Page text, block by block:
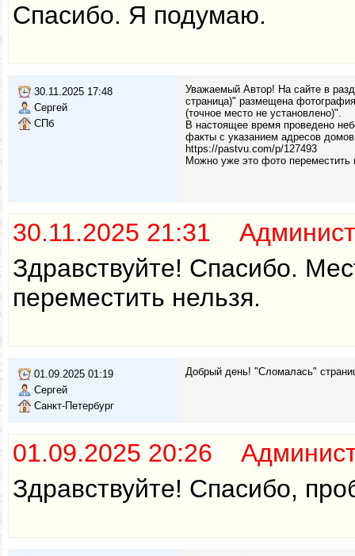
Спасибо. Я подумаю.
30.11.2025 17:48
Сергей
СПб
Уважаемый Автор! На сайте в
страница)" размещена
(точное место не установлено)".
В настоящее время проведено
факты с указанием адресов
https://pastvu.com/p/127493
Можно уже это фото
30.11.2025 21:31
Здравствуйте! Спасибо.
переместить нельзя.
01.09.2025 01:19
Сергей
Санкт-Петербург
Добрый день! "Сломалась"
01.09.2025 20:26
Здравствуйте! Спасибо,